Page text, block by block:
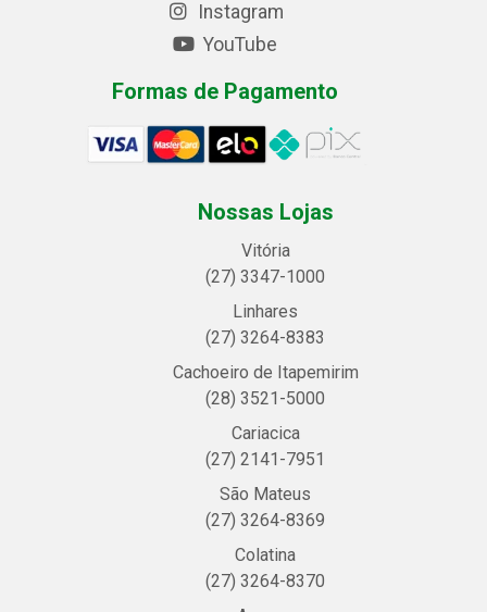
Instagram
YouTube
Formas de Pagamento
Nossas Lojas
Vitória
(27) 3347-1000
Linhares
(27) 3264-8383
Cachoeiro de Itapemirim
(28) 3521-5000
Cariacica
(27) 2141-7951
São Mateus
(27) 3264-8369
Colatina
(27) 3264-8370